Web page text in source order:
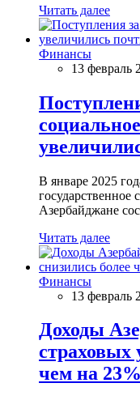
Читать далее
Финансы
13 февраль
В январе 2025
государственное
Азербайджане
Читать далее
Финансы
13 февраль
Доходы
страховых
чем на 23%